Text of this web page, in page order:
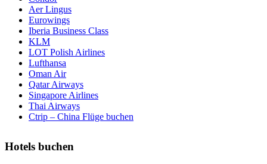
Aer Lingus
Eurowings
Iberia Business Class
KLM
LOT Polish Airlines
Lufthansa
Oman Air
Qatar Airways
Singapore Airlines
Thai Airways
Ctrip – China Flüge buchen
Hotels buchen